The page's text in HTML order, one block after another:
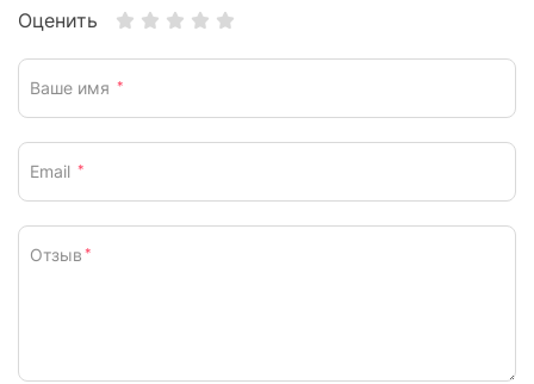
Оценить
Ваше имя *
Email *
Отзыв *